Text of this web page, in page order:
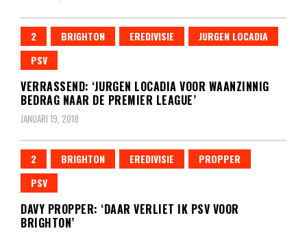
2 BRIGHTON EREDIVISIE
JURGEN LOCADIA
PSV
VERRASSEND: ‘JURGEN LOCADIA VOOR WAANZINNIG
BEDRAG NAAR DE PREMIER LEAGUE’
JANUARI 19, 2018
2 BRIGHTON EREDIVISIE
PROPPER
PSV
DAVY PROPPER: ‘DAAR VERLIET IK PSV VOOR
BRIGHTON’